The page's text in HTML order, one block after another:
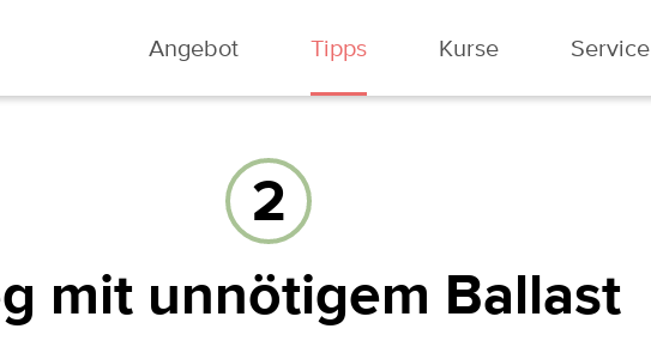
Angebot Tipps Kurse Service
2
mit unnötigem Ballast